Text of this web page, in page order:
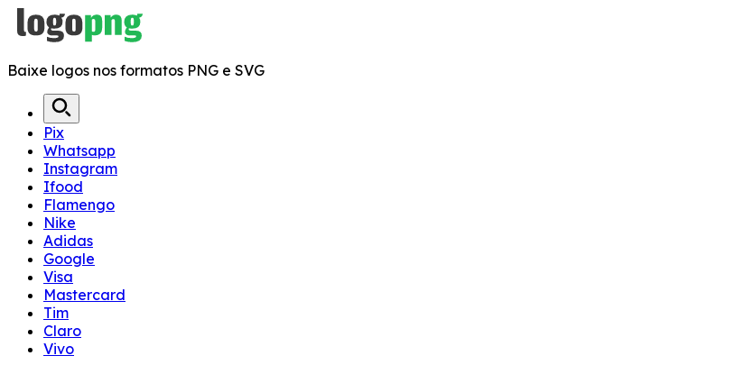
Baixe logos nos formatos PNG e SVG
Pix
Whatsapp
Instagram
Ifood
Flamengo
Nike
Adidas
Google
Visa
Mastercard
Tim
Claro
Vivo